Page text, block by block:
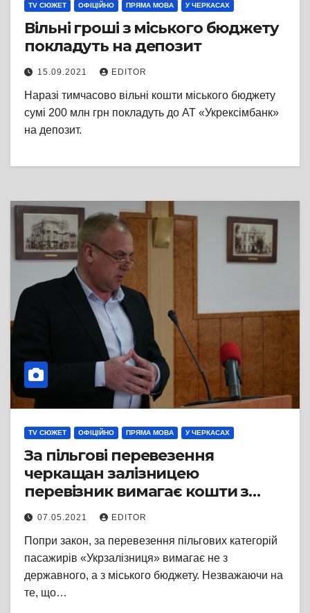
TV СЮЖЕТ ОФІЦІЙНО ПРЯМА МОВА У ЧЕРКАСАХ
Вільні гроші з міського бюджету
покладуть на депозит
15.09.2021 EDITOR
Наразі тимчасово вільні кошти міського бюджету
сумі 200 млн грн покладуть до АТ «Укрексімбанк»
на депозит.
TV СЮЖЕТ ОФІЦІЙНО ПРЯМА МОВА У ЧЕРКАСАХ
За пільгові перевезення
черкащан залізницею
перевізник вимагає кошти з
міського бюджету попри норми
чинного законодавства
07.05.2021 EDITOR
Попри закон, за перевезення пільгових категорій
пасажирів «Укрзалізниця» вимагає не з
державного, а з міського бюджету. Незважаючи на
те, що…